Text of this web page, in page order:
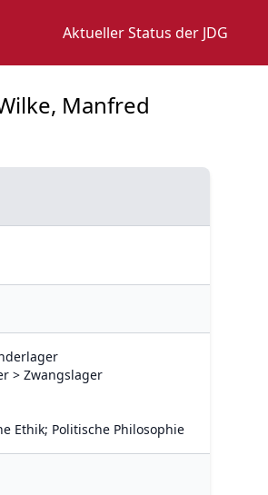
Aktueller Status der JDG
Manfred
> Zwangslager
Ethik; Politische Philosophie